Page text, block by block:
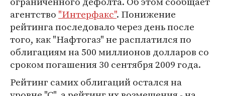
агентство "Интерфакс". Понижение
рейтинга последовало через день после
того, как "Нафтогаз" не расплатился по
облигациям на 500 миллионов долларов со
сроком погашения 30 сентября 2009 года.
Рейтинг самих облигаций остался на